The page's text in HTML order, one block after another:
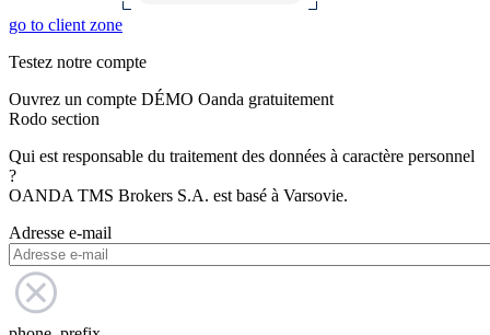
go to client zone
Testez notre compte
Ouvrez un compte DÉMO Oanda gratuitement
Rodo section
Qui est responsable du traitement des données à caractère personnel
?
OANDA TMS Brokers S.A. est basé à Varsovie.
Adresse e-mail